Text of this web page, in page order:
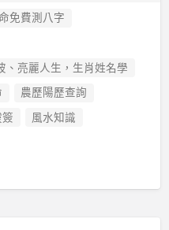
免費測八字
、亮麗人生，生肖姓名學
農歷陽歷查詢
簽
風水知識